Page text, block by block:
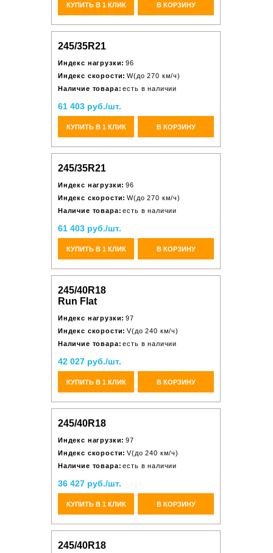
КУПИТЬ В 1 КЛИК В КОРЗИНУ
245/35R21
Индекс нагрузки: 96
Индекс скорости: W(до 270 км/ч)
Наличие товара: есть в наличии
61 403 руб./шт.
КУПИТЬ В 1 КЛИК В КОРЗИНУ
245/35R21
Индекс нагрузки: 96
Индекс скорости: W(до 270 км/ч)
Наличие товара: есть в наличии
61 403 руб./шт.
КУПИТЬ В 1 КЛИК В КОРЗИНУ
245/40R18
Run Flat
Индекс нагрузки: 97
Индекс скорости: V(до 240 км/ч)
Наличие товара: есть в наличии
42 027 руб./шт.
КУПИТЬ В 1 КЛИК В КОРЗИНУ
245/40R18
Индекс нагрузки: 97
Индекс скорости: V(до 240 км/ч)
Наличие товара: есть в наличии
36 427 руб./шт.
КУПИТЬ В 1 КЛИК В КОРЗИНУ
245/40R18